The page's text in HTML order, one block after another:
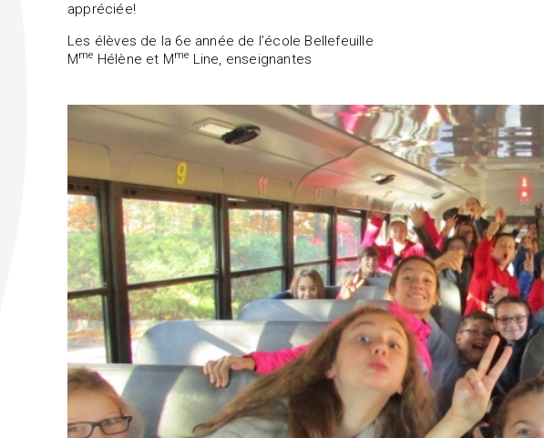
appréciée!
Les élèves de la 6e année de l’école Bellefeuille
Mme Hélène et Mme Line, enseignantes